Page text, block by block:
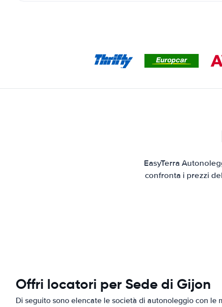
EasyTerra
confronta i prezzi
Offri locatori per Sede di Gijon
Di seguito sono elencate le società di autonoleggio con le